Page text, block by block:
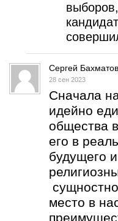
Сергей Бахматов
28 сен 2023
Сначала
идейно
общества
его в
будущего
место в